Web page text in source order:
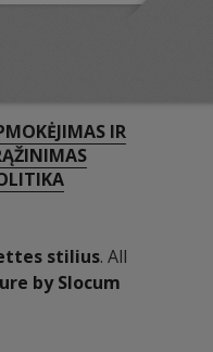
IR
stilius. All
by Slocum